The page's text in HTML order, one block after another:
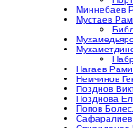
Миннебаев
Мустаев
Нагаев
Немчинов
Позднов
Позднова
Попов